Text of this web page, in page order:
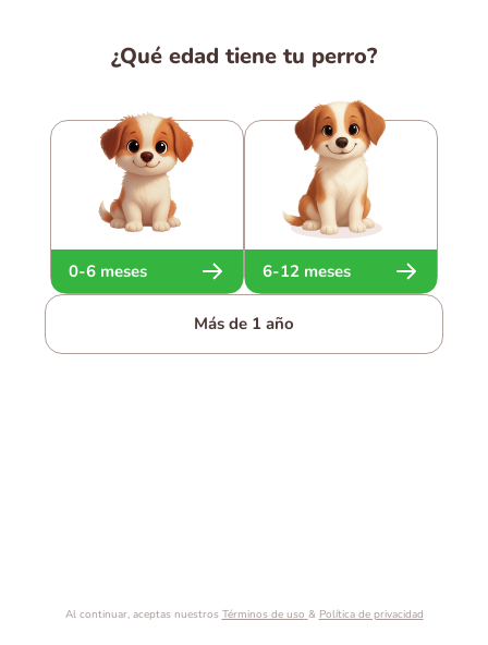
¿Qué edad tiene tu perro?
0-6 meses 6-12 meses
Más de 1 año
Al continuar, aceptas nuestros Términos de uso & Política de privacidad